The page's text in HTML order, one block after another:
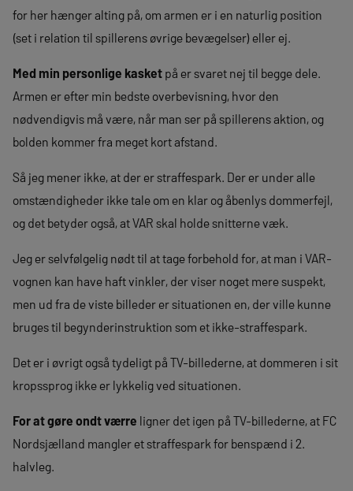
for her hænger alting på, om armen er i en naturlig position
(set i relation til spillerens øvrige bevægelser) eller ej.
Med min personlige kasket på er svaret nej til begge dele.
Armen er efter min bedste overbevisning, hvor den
nødvendigvis må være, når man ser på spillerens aktion, og
bolden kommer fra meget kort afstand.
Så jeg mener ikke, at der er straffespark. Der er under alle
omstændigheder ikke tale om en klar og åbenlys dommerfejl,
og det betyder også, at VAR skal holde snitterne væk.
Jeg er selvfølgelig nødt til at tage forbehold for, at man i VAR-
vognen kan have haft vinkler, der viser noget mere suspekt,
men ud fra de viste billeder er situationen en, der ville kunne
bruges til begynderinstruktion som et ikke-straffespark.
Det er i øvrigt også tydeligt på TV-billederne, at dommeren i sit
kropssprog ikke er lykkelig ved situationen.
For at gøre ondt værre ligner det igen på TV-billederne, at FC
Nordsjælland mangler et straffespark for benspænd i 2.
halvleg.